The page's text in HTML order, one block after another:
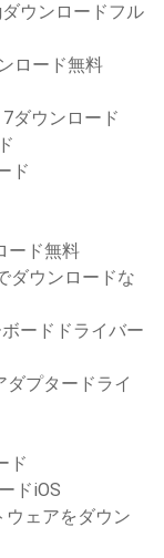
ウンロードフル
ロード無料
ダウンロード
ド
ード無料
ダウンロードな
ードドライバー
プタードライ
ド
ドiOS
ウェアをダウン